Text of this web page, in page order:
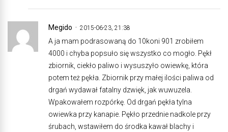
Megido 2015-06-23, 21:38
A ja mam podrasowaną do 10koni 901 zrobiłem
4000 i chyba popsuło się wszystko co mogło. Pękł
zbiornik, ciekło paliwo i wysuszyło owiewkę, która
potem też pękła. Zbiornik przy małej ilości paliwa od
drgań wydawał fatalny dzwięk, jak wuwuzela.
Wpakowałem rozpórkę. Od drgań pękła tylna
owiewka przy kanapie. Pękło przednie nadkole przy
śrubach, wstawiłem do środka kawał blachy i